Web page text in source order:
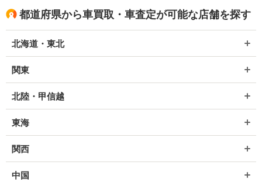
都道府県から車買取・車査定が可能な店舗を探す
北海道・東北
関東
北陸・甲信越
東海
関西
中国